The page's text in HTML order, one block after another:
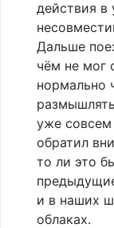
действия в
Дальше
чём не мог
нормально
уже совсем
обратил
то ли это
и в наших
облаках.